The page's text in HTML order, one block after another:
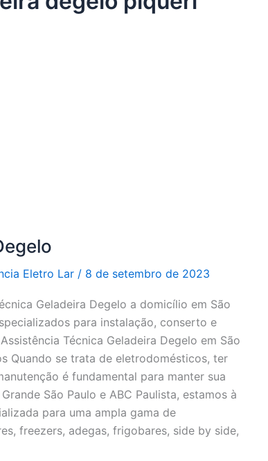
Eletro Lar / 8 de setembro de 2023
Geladeira Degelo a domicílio em São
para instalação, conserto e
Técnica Geladeira Degelo em São
Quando se trata de eletrodomésticos, ter
é fundamental para manter sua
São Paulo e ABC Paulista, estamos à
para uma ampla gama de
freezers, adegas, frigobares, side by side,